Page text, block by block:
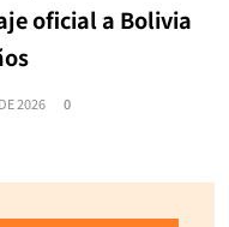
oficial a Bolivia
2026 0